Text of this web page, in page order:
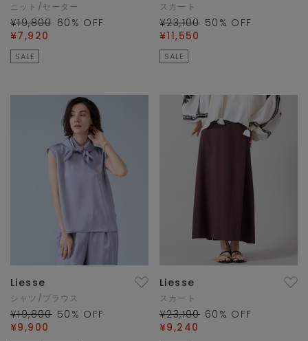
ニット/セーター
¥19,800 60 % OFF
¥7,920
SALE
スカート
¥23,100 50 % OFF
¥11,550
SALE
Liesse
シャツ/ブラウス
¥19,800 50 % OFF
¥9,900
Liesse
スカート
¥23,100 60 % OFF
¥9,240